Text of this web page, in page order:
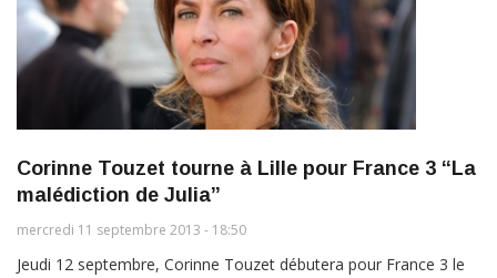
Corinne Touzet tourne à Lille pour France 3 “La
malédiction de Julia”
mercredi 11 septembre 2013 - 18:50
Jeudi 12 septembre, Corinne Touzet débutera pour France 3 le